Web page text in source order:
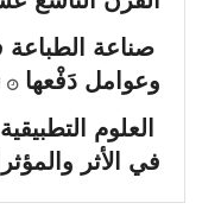
صناعة
وعوامل دَفْعها
العلوم
في الأثر